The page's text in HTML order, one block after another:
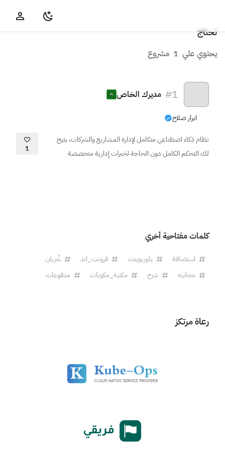
تحتاج
يحتوي علي 1 مشروع
#1 مديرك الخاص
ابرار صلاح
نظام ذكاء اصطناعي متكامل لإدارة المشاريع والشركات، يتيح
لك التحكم الكامل دون الحاجة لخبرات إدارية متخصصة
1
كلمات مفتاحية أخري
استضافة باوربوينت فرونت_اند
شُريان
مجانيه
شرح مكتبة_مكونات مدفوعات
رعاة مرتكز